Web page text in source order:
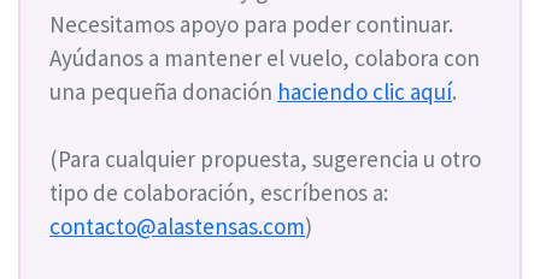
Necesitamos apoyo para poder continuar.
Ayúdanos a mantener el vuelo, colabora con
una pequeña donación haciendo clic aquí.
(Para cualquier propuesta, sugerencia u otro
tipo de colaboración, escríbenos a:
contacto@alastensas.com)